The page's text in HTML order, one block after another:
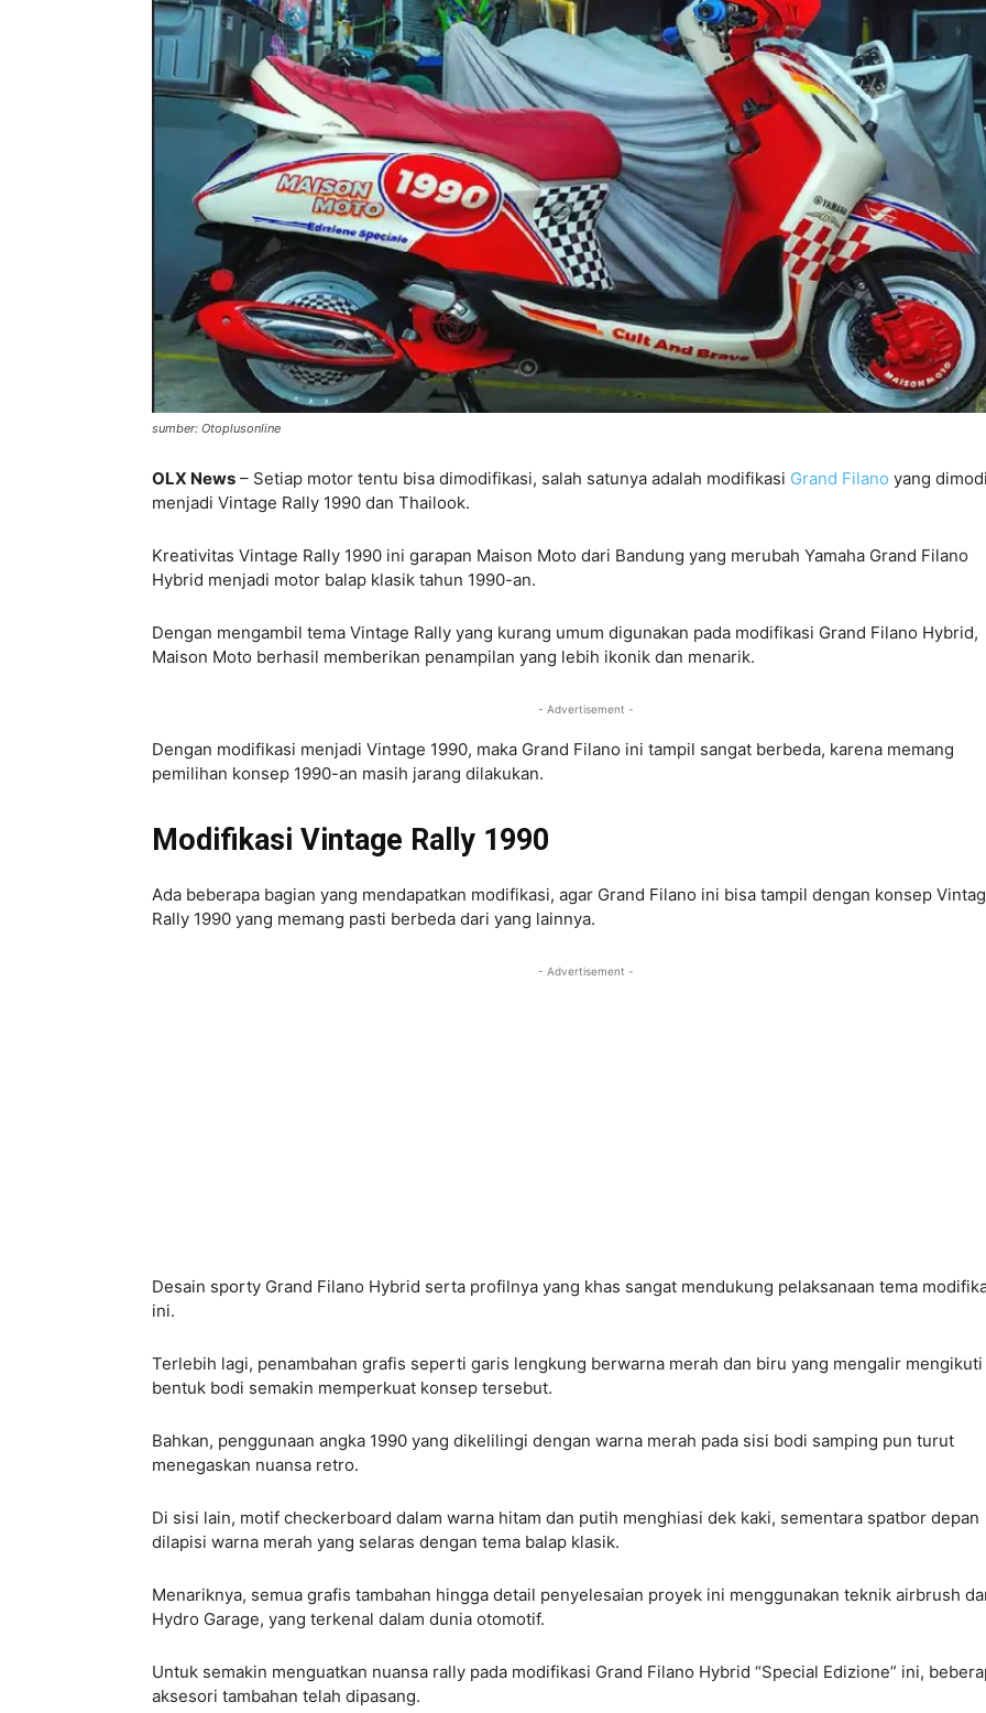
sumber: Otoplusonline
OLX News – Setiap motor tentu bisa dimodifikasi, salah satunya adalah modifikasi Grand Filano yang
menjadi Vintage Rally 1990 dan Thailook.
Kreativitas Vintage Rally 1990 ini garapan Maison Moto dari Bandung yang merubah Yamaha Grand Filano
Hybrid menjadi motor balap klasik tahun 1990-an.
Dengan mengambil tema Vintage Rally yang kurang umum digunakan pada modifikasi Grand Filano Hybrid,
Maison Moto berhasil memberikan penampilan yang lebih ikonik dan menarik.
- Advertisement -
Dengan modifikasi menjadi Vintage 1990, maka Grand Filano ini tampil sangat berbeda, karena memang
pemilihan konsep 1990-an masih jarang dilakukan.
Modifikasi Vintage Rally 1990
Ada beberapa bagian yang mendapatkan modifikasi, agar Grand Filano ini bisa tampil dengan konsep
Rally 1990 yang memang pasti berbeda dari yang lainnya.
- Advertisement -
Desain sporty Grand Filano Hybrid serta profilnya yang khas sangat mendukung pelaksanaan tema
ini.
Terlebih lagi, penambahan grafis seperti garis lengkung berwarna merah dan biru yang mengalir mengikuti
bentuk bodi semakin memperkuat konsep tersebut.
Bahkan, penggunaan angka 1990 yang dikelilingi dengan warna merah pada sisi bodi samping pun turut
menegaskan nuansa retro.
Di sisi lain, motif checkerboard dalam warna hitam dan putih menghiasi dek kaki, sementara spatbor depan
dilapisi warna merah yang selaras dengan tema balap klasik.
Menariknya, semua grafis tambahan hingga detail penyelesaian proyek ini menggunakan teknik airbrush
Hydro Garage, yang terkenal dalam dunia otomotif.
Untuk semakin menguatkan nuansa rally pada modifikasi Grand Filano Hybrid “Special Edizione” ini,
aksesori tambahan telah dipasang.